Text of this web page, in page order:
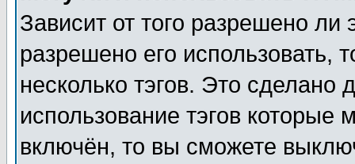
Зависит от того разрешено
разрешено его использовать,
несколько тэгов. Это сделано
использование тэгов
включён, то вы сможете